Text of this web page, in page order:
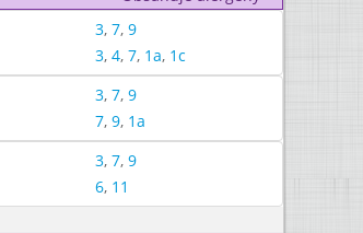
3, 7, 9
3, 4, 7, 1a, 1c
3, 7, 9
7, 9, 1a
3, 7, 9
6, 11